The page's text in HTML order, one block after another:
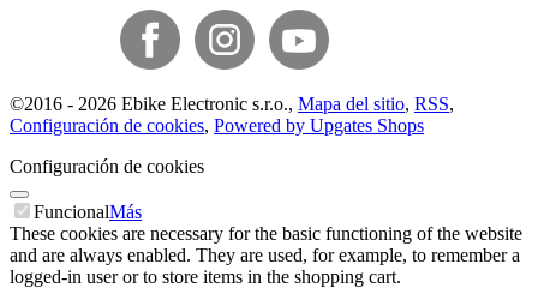
©2016 - 2026 Ebike Electronic s.r.o., Mapa del sitio, RSS,
Configuración de cookies, Powered by Upgates Shops
Configuración de cookies
FuncionalMás
These cookies are necessary for the basic functioning of the website
and are always enabled. They are used, for example, to remember a
logged-in user or to store items in the shopping cart.